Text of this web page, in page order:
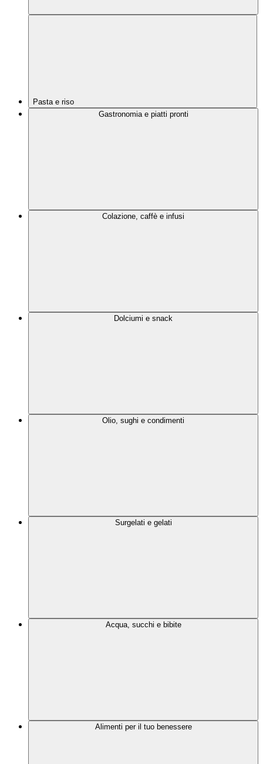
Pasta e riso
Gastronomia e piatti pronti
Colazione, caffè e infusi
Dolciumi e snack
Olio, sughi e condimenti
Surgelati e gelati
Acqua, succhi e bibite
Alimenti per il tuo benessere